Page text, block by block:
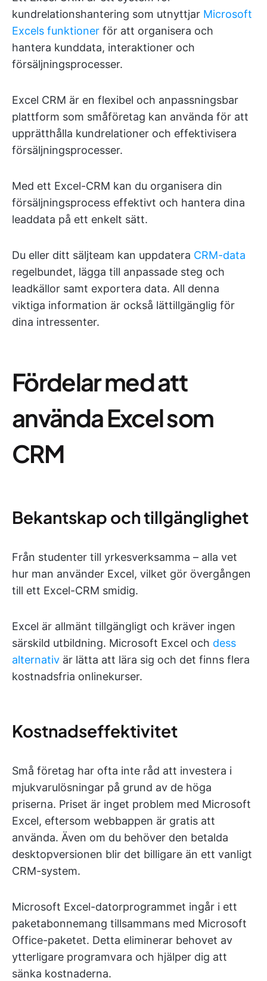
kundrelationshantering som utnyttjar Microsoft
Excels funktioner för att organisera och
hantera kunddata, interaktioner och
försäljningsprocesser.
Excel CRM är en flexibel och anpassningsbar
plattform som småföretag kan använda för att
upprätthålla kundrelationer och effektivisera
försäljningsprocesser.
Med ett Excel-CRM kan du organisera din
försäljningsprocess effektivt och hantera dina
leaddata på ett enkelt sätt.
Du eller ditt säljteam kan uppdatera CRM-data
regelbundet, lägga till anpassade steg och
leadkällor samt exportera data. All denna
viktiga information är också lättillgänglig för
dina intressenter.
Fördelar med att
använda Excel som
CRM
Bekantskap och tillgänglighet
Från studenter till yrkesverksamma – alla vet
hur man använder Excel, vilket gör övergången
till ett Excel-CRM smidig.
Excel är allmänt tillgängligt och kräver ingen
särskild utbildning. Microsoft Excel och dess
alternativ är lätta att lära sig och det finns flera
kostnadsfria onlinekurser.
Kostnadseffektivitet
Små företag har ofta inte råd att investera i
mjukvarulösningar på grund av de höga
priserna. Priset är inget problem med Microsoft
Excel, eftersom webbappen är gratis att
använda. Även om du behöver den betalda
desktopversionen blir det billigare än ett vanligt
CRM-system.
Microsoft Excel-datorprogrammet ingår i ett
paketabonnemang tillsammans med Microsoft
Office-paketet. Detta eliminerar behovet av
ytterligare programvara och hjälper dig att
sänka kostnaderna.